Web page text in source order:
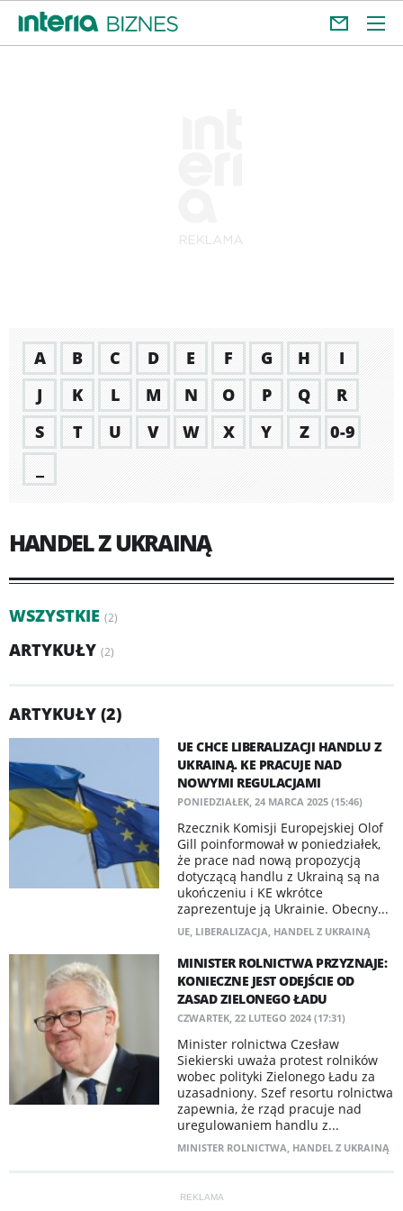
A B C D E F G H
I
J
K L M N O P Q
R
S
T U V W X Y Z
0-9
HANDEL Z UKRAINĄ
WSZYSTKIE (2)
ARTYKUŁY (2)
ARTYKUŁY (2)
UE CHCE LIBERALIZACJI HANDLU Z
UKRAINĄ. KE PRACUJE NAD
NOWYMI REGULACJAMI
PONIEDZIAŁEK, 24 MARCA 2025 (15:46)
Rzecznik Komisji Europejskiej Olof
Gill poinformował w poniedziałek,
że prace nad nową propozycją
dotyczącą handlu z Ukrainą są na
ukończeniu i KE wkrótce
zaprezentuje ją Ukrainie. Obecny...
UE, LIBERALIZACJA, HANDEL Z UKRAINĄ
MINISTER ROLNICTWA PRZYZNAJE:
KONIECZNE JEST ODEJŚCIE OD
ZASAD ZIELONEGO ŁADU
CZWARTEK, 22 LUTEGO 2024 (17:31)
Minister rolnictwa Czesław
Siekierski uważa protest rolników
wobec polityki Zielonego Ładu za
uzasadniony. Szef resortu rolnictwa
zapewnia, że rząd pracuje nad
uregulowaniem handlu z...
MINISTER ROLNICTWA, HANDEL Z UKRAINĄ
REKLAMA